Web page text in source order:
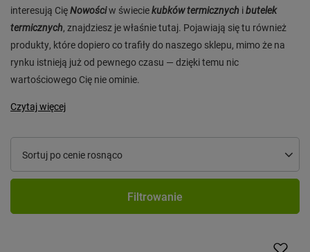
interesują CięNowościw świeciekubków termicznych ibutelek
termicznych, znajdziesz je właśnie tutaj. Pojawiają się tu również
produkty, które dopiero co trafiły do naszego sklepu, mimo że na
rynku istnieją już od pewnego czasu — dzięki temu nic
wartościowego Cię nie ominie.
Czytaj więcej
Zmień sortowanie
Sortuj po cenie rosnąco
Filtrowanie